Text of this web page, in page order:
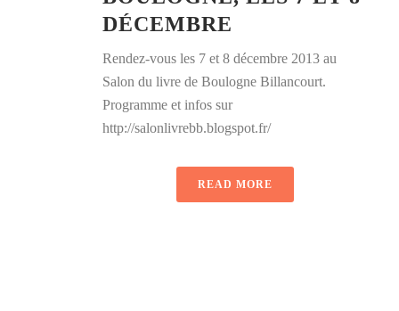
DÉCEMBRE
Rendez-vous les 7 et 8 décembre 2013 au
Salon du livre de Boulogne Billancourt.
Programme et infos sur
http://salonlivrebb.blogspot.fr/
READ MORE